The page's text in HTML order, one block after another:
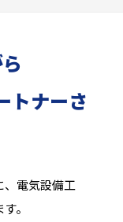
トナーさ
、電気設備工
。